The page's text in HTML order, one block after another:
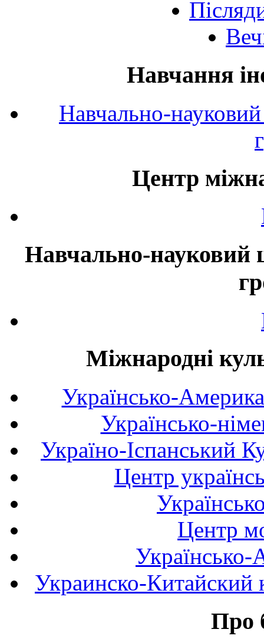
Навчання
Навчально-
Центр
Навчально-науковий
Міжнародні
Українсько-
Українсько-
Україно-Іспанський
Центр
Центр
Українсько-
Украинско-Китайский
Про